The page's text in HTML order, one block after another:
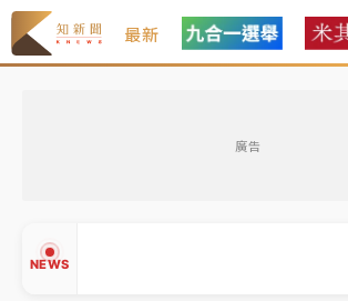
最新
廣告
NEWS
有片｜
連根拔起